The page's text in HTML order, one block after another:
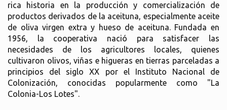
rica historia en la producción y comercialización de
productos derivados de la aceituna, especialmente aceite
de oliva virgen extra y hueso de aceituna. Fundada en
1956, la cooperativa nació para satisfacer las
necesidades de los agricultores locales, quienes
cultivaron olivos, viñas e higueras en tierras parceladas a
principios del siglo XX por el Instituto Nacional de
Colonización, conocidas popularmente como "La
Colonia-Los Lotes".